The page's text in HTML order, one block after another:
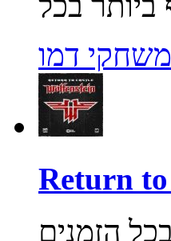
משחקי דמו